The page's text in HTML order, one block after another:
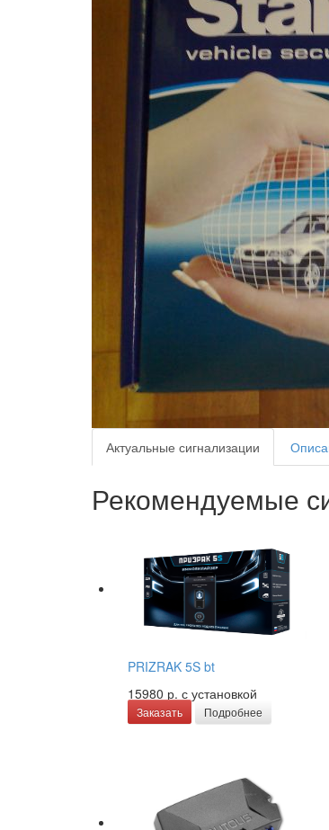
Актуальные сигнализации
Рекомендуемые
PRIZRAK 5S bt
15980 р. с установкой
Заказать Подробнее